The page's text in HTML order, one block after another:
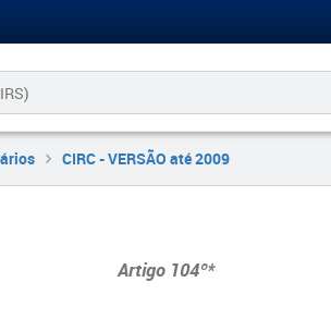
CIRC - VERSÃO até 2009
Artigo 104º*